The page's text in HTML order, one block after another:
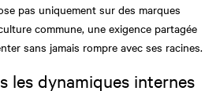
pas uniquement sur des marques
commune, une exigence partagée
sans jamais rompre avec ses racines.
les dynamiques internes